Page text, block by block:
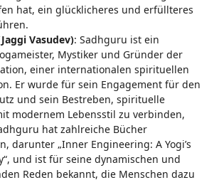
hat, ein glücklicheres und erfüllteres
Vasudev): Sadhguru ist ein
Mystiker und Gründer der
einer internationalen spirituellen
Er wurde für sein Engagement für den
und sein Bestreben, spirituelle
modernem Lebensstil zu verbinden,
hat zahlreiche Bücher
darunter „Inner Engineering: A Yogi’s
und ist für seine dynamischen und
Reden bekannt, die Menschen dazu